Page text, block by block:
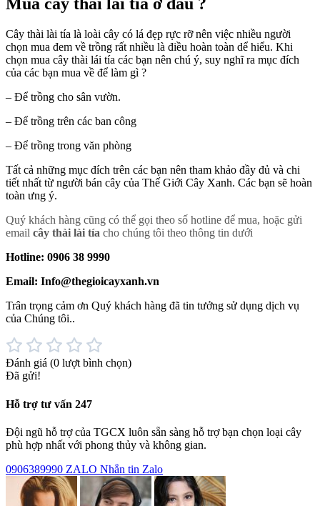
Mua cây thài lài tía ở đâu ?
Cây thài lài tía là loài cây có lá đẹp rực rỡ nên việc nhiều người
chọn mua đem về trồng rất nhiều là điều hoàn toàn dể hiểu. Khi
chọn mua cây thài lái tía các bạn nên chú ý, suy nghĩ ra mục đích
của các bạn mua về để làm gì ?
– Để trồng cho sân vườn.
– Để trồng trên các ban công
– Để trồng trong văn phòng
Tất cả những mục đích trên các bạn nên tham khảo đầy đủ và chi
tiết nhất từ người bán cây của Thế Giới Cây Xanh. Các bạn sẽ hoàn
toàn ưng ý.
Quý khách hàng cũng có thể gọi theo số hotline để mua, hoặc gửi
email cây thài lài tía cho chúng tôi theo thông tin dưới
Hotline: 0906 38 9990
Email: Info@thegioicayxanh.vn
Trân trọng cảm ơn Quý khách hàng đã tin tưởng sử dụng dịch vụ
của Chúng tôi..
Đánh giá (0 lượt bình chọn)
Đã gửi!
Hỗ trợ tư vấn 247
Đội ngũ hỗ trợ của TGCX luôn sẵn sàng hỗ trợ bạn chọn loại cây
phù hợp nhất với phong thủy và không gian.
0906389990 ZALO Nhắn tin Zalo